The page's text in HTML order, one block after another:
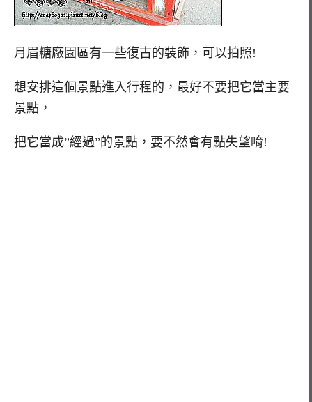
月眉糖廠園區有一些復古的裝飾，可以拍照!
想安排這個景點進入行程的，最好不要把它當主要
景點，
把它當成”經過”的景點，要不然會有點失望唷!